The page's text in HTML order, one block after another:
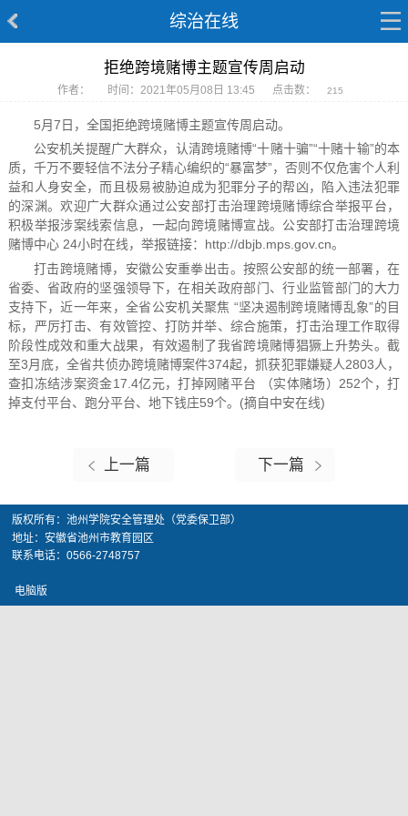
综治在线
拒绝跨境赌博主题宣传周启动
作者： 时间：2021年05月08日 13:45 点击数： 215
5月7日，全国拒绝跨境赌博主题宣传周启动。
公安机关提醒广大群众，认清跨境赌博“十赌十骗”“十赌十输”的本
质，千万不要轻信不法分子精心编织的“暴富梦”，否则不仅危害个人利
益和人身安全，而且极易被胁迫成为犯罪分子的帮凶，陷入违法犯罪
的深渊。欢迎广大群众通过公安部打击治理跨境赌博综合举报平台，
积极举报涉案线索信息，一起向跨境赌博宣战。公安部打击治理跨境
赌博中心 24小时在线，举报链接：http://dbjb.mps.gov.cn。
打击跨境赌博，安徽公安重拳出击。按照公安部的统一部署，在
省委、省政府的坚强领导下，在相关政府部门、行业监管部门的大力
支持下，近一年来，全省公安机关聚焦 “坚决遏制跨境赌博乱象”的目
标，严厉打击、有效管控、打防并举、综合施策，打击治理工作取得
阶段性成效和重大战果，有效遏制了我省跨境赌博猖獗上升势头。截
至3月底，全省共侦办跨境赌博案件374起，抓获犯罪嫌疑人2803人，
查扣冻结涉案资金17.4亿元，打掉网赌平台 （实体赌场）252个，打
掉支付平台、跑分平台、地下钱庄59个。(摘自中安在线)
上一篇 下一篇
版权所有：池州学院安全管理处（党委保卫部）
地址：安徽省池州市教育园区
联系电话：0566-2748757
电脑版